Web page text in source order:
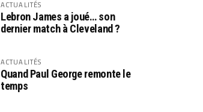
ACTUALITÉS
Lebron James a joué… son
dernier match à Cleveland ?
ACTUALITÉS
Quand Paul George remonte le
temps